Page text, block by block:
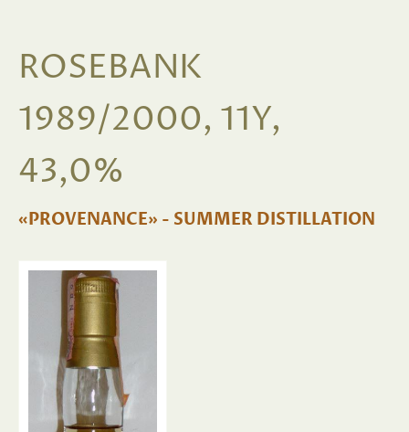
ROSEBANK
1989/2000, 11Y,
43,0%
«PROVENANCE» - SUMMER DISTILLATION